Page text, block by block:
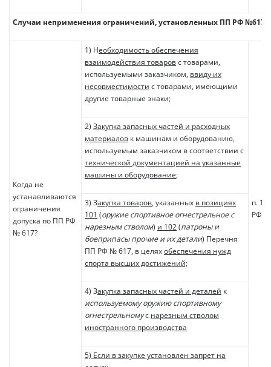
Случаи неприменения ограничений, установленных ПП РФ №617
Когда не
устанавливаются
ограничения
допуска по ПП РФ
№ 617?
1) Необходимость обеспечения
взаимодействия товаровс товарами,
используемыми заказчиком, ввиду их
несовместимости с товарами, имеющими
другие товарные знаки;
п.
РФ №
2) Закупка запасных частей и расходных
материалов к машинам и оборудованию,
используемым заказчиком в соответствии с
технической документацией на указанные
машины и оборудование;
3) Закупка товаров, указанных в позициях
101 (оружие спортивное огнестрельное с
нарезным стволом) и 102(патроны и
боеприпасы прочие и их детали) Перечня
ПП РФ № 617, в целяхобеспечения нужд
спорта высших достижений;
4) Закупка запасных частей и деталей к
используемому оружию спортивному
огнестрельномус нарезным стволом
иностранного производства
5) Если в закупке установлен запрет на